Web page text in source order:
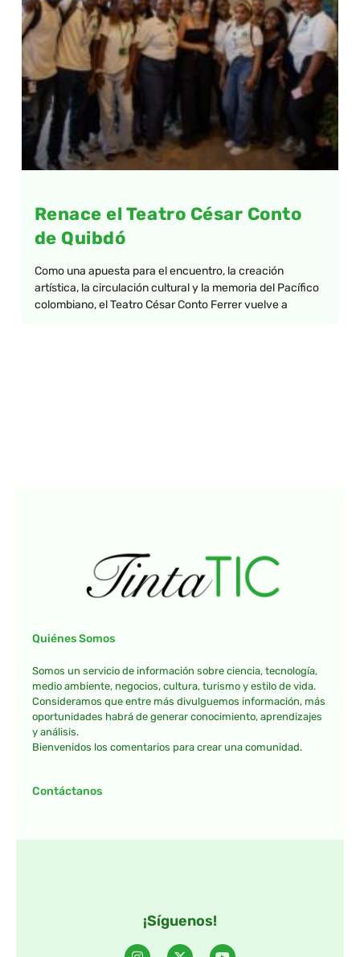
Renace el Teatro César Conto
de Quibdó
Como una apuesta para el encuentro, la creación
artística, la circulación cultural y la memoria del Pacífico
colombiano, el Teatro César Conto Ferrer vuelve a
Quiénes Somos
Somos un servicio de información sobre ciencia, tecnología,
medio ambiente, negocios, cultura, turismo y estilo de vida.
Consideramos que entre más divulguemos información, más
oportunidades habrá de generar conocimiento, aprendizajes
y análisis.
Bienvenidos los comentarios para crear una comunidad.
Contáctanos
¡Síguenos!